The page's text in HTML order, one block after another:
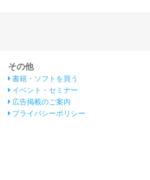
その他
書籍・ソフトを買う
イベント・セミナー
広告掲載のご案内
プライバシーポリシー